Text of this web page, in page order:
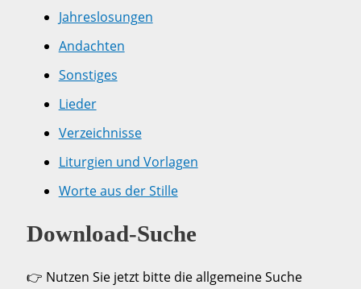
Jahreslosungen
Andachten
Sonstiges
Lieder
Verzeichnisse
Liturgien und Vorlagen
Worte aus der Stille
Download-Suche
👉 Nutzen Sie jetzt bitte die allgemeine Suche